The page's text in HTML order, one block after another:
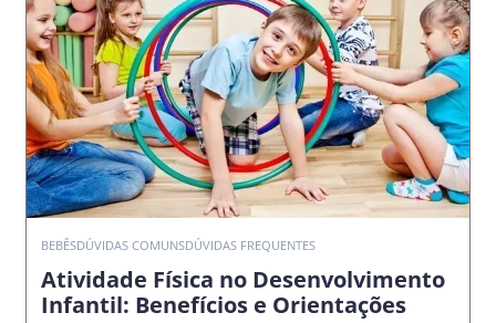
BEBÊSDÚVIDAS COMUNSDÚVIDAS FREQUENTES
Atividade Física no Desenvolvimento
Infantil: Benefícios e Orientações